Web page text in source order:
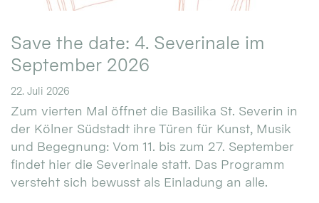
Save the date: 4. Severinale im
September 2026
22. Juli 2026
Zum vierten Mal öffnet die Basilika St. Severin in
der Kölner Südstadt ihre Türen für Kunst, Musik
und Begegnung: Vom 11. bis zum 27. September
findet hier die Severinale statt. Das Programm
versteht sich bewusst als Einladung an alle.